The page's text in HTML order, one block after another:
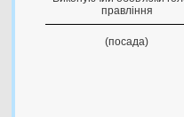
правлiння
(посада)